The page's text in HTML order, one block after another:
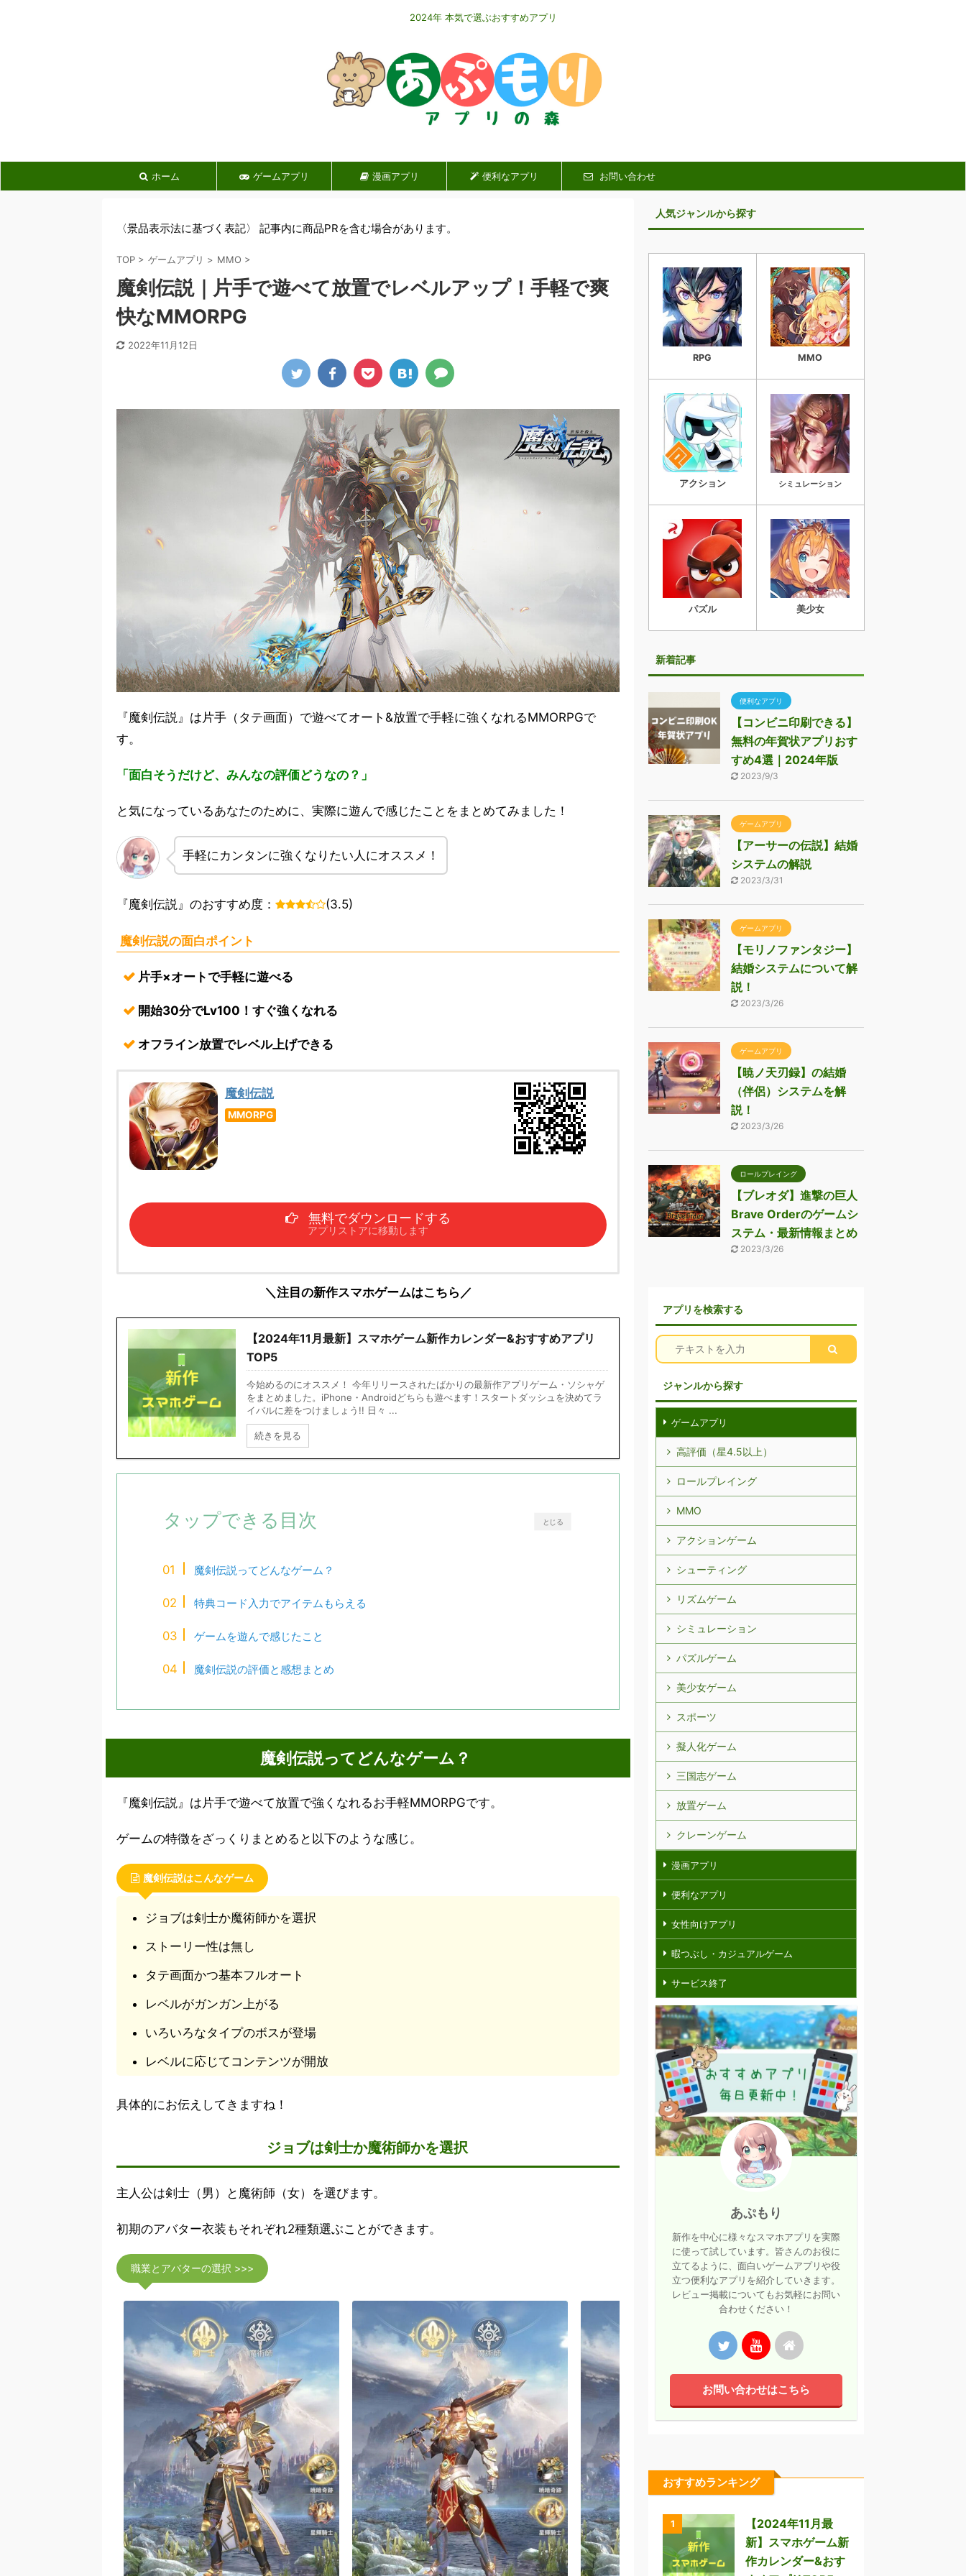
2024年 本気で選ぶおすすめアプリ
ホーム ゲームアプリ 漫画アプリ 便利なアプリ お問い合わせ
〈景品表示法に基づく表記〉 記事内に商品PRを含む場合があります。
TOP > ゲームアプリ > MMO >
魔剣伝説｜片手で遊べて放置でレベルアップ！手軽で爽
快なMMORPG
2022年11月12日
『魔剣伝説』は片手（タテ画面）で遊べてオート&放置で手軽に強くなれるMMORPGで
す。
「面白そうだけど、みんなの評価どうなの？」
と気になっているあなたのために、実際に遊んで感じたことをまとめてみました！
手軽にカンタンに強くなりたい人にオススメ！
『魔剣伝説』のおすすめ度： (3.5)
魔剣伝説の面白ポイント
片手×オートで手軽に遊べる
開始30分でLv100！すぐ強くなれる
オフライン放置でレベル上げできる
魔剣伝説
MMORPG
無料でダウンロードする
アプリストアに移動します
＼注目の新作スマホゲームはこちら／
【2024年11月最新】スマホゲーム新作カレンダー&おすすめアプリ
TOP5
今始めるのにオススメ！ 今年リリースされたばかりの最新作アプリゲーム・ソシャゲ
をまとめました。iPhone・Androidどちらも遊べます！スタートダッシュを決めてラ
イバルに差をつけましょう!! 日々 ...
続きを見る
とじる
タップできる目次
魔剣伝説ってどんなゲーム？
特典コード入力でアイテムもらえる
ゲームを遊んで感じたこと
魔剣伝説の評価と感想まとめ
魔剣伝説ってどんなゲーム？
『魔剣伝説』は片手で遊べて放置で強くなれるお手軽MMORPGです。
ゲームの特徴をざっくりまとめると以下のような感じ。
魔剣伝説はこんなゲーム
ジョブは剣士か魔術師かを選択
ストーリー性は無し
タテ画面かつ基本フルオート
レベルがガンガン上がる
いろいろなタイプのボスが登場
レベルに応じてコンテンツが開放
具体的にお伝えしてきますね！
ジョブは剣士か魔術師かを選択
主人公は剣士（男）と魔術師（女）を選びます。
初期のアバター衣装もそれぞれ2種類選ぶことができます。
職業とアバターの選択 >>>
人気ジャンルから探す
RPG MMO
アクション シミュレーション
パズル 美少女
新着記事
便利なアプリ
【コンビニ印刷できる】
無料の年賀状アプリおす
すめ4選｜2024年版
2023/9/3
ゲームアプリ
【アーサーの伝説】結婚
システムの解説
2023/3/31
ゲームアプリ
【モリノファンタジー】
結婚システムについて解
説！
2023/3/26
ゲームアプリ
【暁ノ天刃録】の結婚
（伴侶）システムを解
説！
2023/3/26
ロールプレイング
【ブレオダ】進撃の巨人
Brave Orderのゲームシ
ステム・最新情報まとめ
2023/3/26
アプリを検索する
ジャンルから探す
ゲームアプリ
高評価（星4.5以上）
ロールプレイング
MMO
アクションゲーム
シューティング
リズムゲーム
シミュレーション
パズルゲーム
美少女ゲーム
スポーツ
擬人化ゲーム
三国志ゲーム
放置ゲーム
クレーンゲーム
漫画アプリ
便利なアプリ
女性向けアプリ
暇つぶし・カジュアルゲーム
サービス終了
あぷもり
新作を中心に様々なスマホアプリを実際
に使って試しています。皆さんのお役に
立てるように、面白いゲームアプリや役
立つ便利なアプリを紹介していきます。
レビュー掲載についてもお気軽にお問い
合わせください！
お問い合わせはこちら
おすすめランキング
1
【2024年11月最
新】スマホゲーム新
作カレンダー&おす